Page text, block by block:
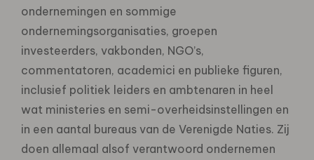
ondernemingen en sommige
ondernemingsorganisaties, groepen
investeerders, vakbonden, NGO’s,
commentatoren, academici en publieke figuren,
inclusief politiek leiders en ambtenaren in heel
wat ministeries en semi-overheidsinstellingen en
in een aantal bureaus van de Verenigde Naties. Zij
doen allemaal alsof verantwoord ondernemen